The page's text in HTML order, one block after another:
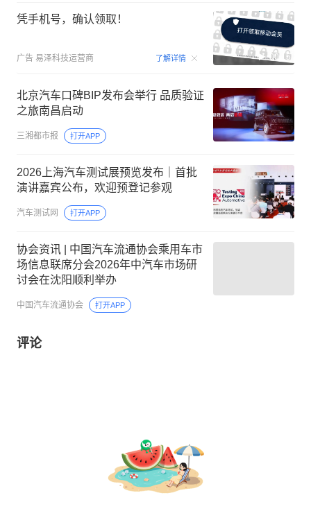
凭手机号，确认领取！
广告 易泽科技运营商 了解详情 00:15
北京汽车口碑BIP发布会举行 品质验证
之旅南昌启动
三湘都市报 打开APP
2026上海汽车测试展预览发布｜首批
演讲嘉宾公布，欢迎预登记参观
汽车测试网 打开APP
协会资讯 | 中国汽车流通协会乘用车市
场信息联席分会2026年中汽车市场研
讨会在沈阳顺利举办
中国汽车流通协会 打开APP
评论